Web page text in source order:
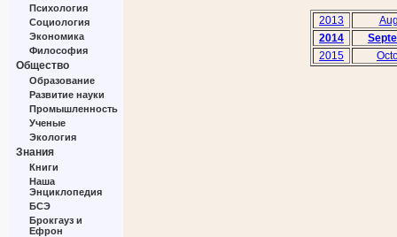
Психология
Социология
Экономика
Философия
Общество
Образование
Развитие науки
Промышленность
Ученые
Экология
Знания
Книги
Наша
Энциклопедия
БСЭ
Брокгауз и
Ефрон
2013
2014
2015